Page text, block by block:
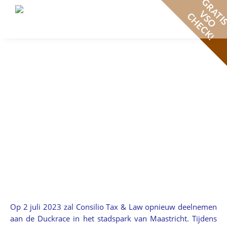
Op 2 juli 2023 zal Consilio Tax & Law opnieuw deelnemen
aan de Duckrace in het stadspark van Maastricht. Tijdens
V
S
O
C
H
E
C
K
!